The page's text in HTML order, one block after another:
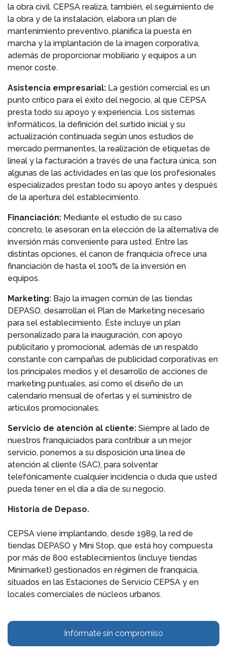
la obra civil. CEPSA realiza, también, el seguimiento de
la obra y de la instalación, elabora un plan de
mantenimiento preventivo, planifica la puesta en
marcha y la implantación de la imagen corporativa,
además de proporcionar mobiliario y equipos a un
menor coste.
Asistencia empresarial: La gestión comercial es un
punto crítico para el éxito del negocio, al que CEPSA
presta todo su apoyo y experiencia. Los sistemas
informáticos, la definición del surtido inicial y su
actualización continuada según unos estudios de
mercado permanentes, la realización de etiquetas de
lineal y la facturación a través de una factura única, son
algunas de las actividades en las que los profesionales
especializados prestan todo su apoyo antes y después
de la apertura del establecimiento.
Financiación: Mediante el estudio de su caso
concreto, le asesoran en la elección de la alternativa de
inversión más conveniente para usted. Entre las
distintas opciones, el canon de franquicia ofrece una
financiación de hasta el 100% de la inversión en
equipos.
Marketing: Bajo la imagen común de las tiendas
DEPASO, desarrollan el Plan de Marketing necesario
para sel establecimiento. Éste incluye un plan
personalizado para la inauguración, con apoyo
publicitario y promocional, además de un respaldo
constante con campañas de publicidad corporativas en
los principales medios y el desarrollo de acciones de
marketing puntuales, así como el diseño de un
calendario mensual de ofertas y el suministro de
artículos promocionales.
Servicio de atención al cliente: Siempre al lado de
nuestros franquiciados para contribuir a un mejor
servicio, ponemos a su disposición una línea de
atención al cliente (SAC), para solventar
telefónicamente cualquier incidencia o duda que usted
pueda tener en el día a día de su negocio.
Historia de Depaso.
CEPSA viene implantando, desde 1989, la red de
tiendas DEPASO y Mini Stop, que está hoy compuesta
por más de 800 establecimientos (incluye tiendas
Minimarket) gestionados en régimen de franquicia,
situados en las Estaciones de Servicio CEPSA y en
locales comerciales de núcleos urbanos.
Infórmate sin compromiso